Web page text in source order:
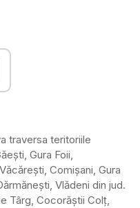
traversa teritoriile
Gura Foii,
Comişani, Gura
Vlădeni din jud.
Târg, Cocorăştii Colț,